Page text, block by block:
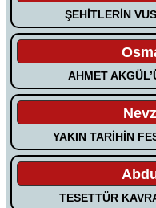
ŞEHİTLERİN
AHMET
YAKIN TARİHİN
TESETTÜR